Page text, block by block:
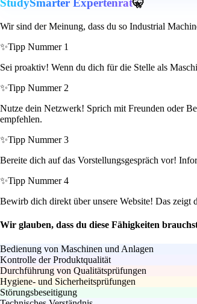
StudySmarter Expertenrat🤫
Wir sind der Meinung, dass du so Industrial
✨Tipp Nummer 1
Sei proaktiv! Wenn du dich für die Stelle als
✨Tipp Nummer 2
Nutze dein Netzwerk! Sprich mit Freunden oder
empfehlen.
✨Tipp Nummer 3
Bereite dich auf das Vorstellungsgespräch vor!
✨Tipp Nummer 4
Bewirb dich direkt über unsere Website! Das zeigt
Wir glauben, dass du diese Fähigkeiten
Bedienung von Maschinen und Anlagen
Kontrolle der Produktqualität
Durchführung von Qualitätsprüfungen
Hygiene- und Sicherheitsprüfungen
Störungsbeseitigung